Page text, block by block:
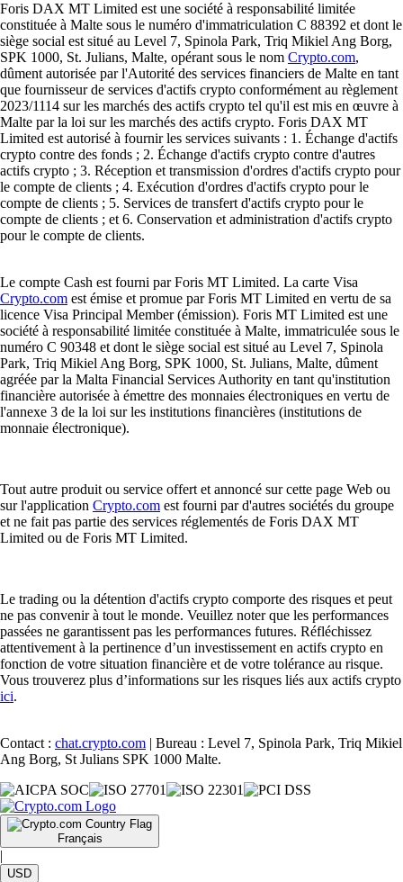
Foris DAX MT Limited est une société à responsabilité limitée
constituée à Malte sous le numéro d'immatriculation C 88392 et dont le
siège social est situé au Level 7, Spinola Park, Triq Mikiel Ang Borg,
SPK 1000, St. Julians, Malte, opérant sous le nom Crypto.com,
dûment autorisée par l'Autorité des services financiers de Malte en tant
que fournisseur de services d'actifs crypto conformément au règlement
2023/1114 sur les marchés des actifs crypto tel qu'il est mis en œuvre à
Malte par la loi sur les marchés des actifs crypto. Foris DAX MT
Limited est autorisé à fournir les services suivants : 1. Échange d'actifs
crypto contre des fonds ; 2. Échange d'actifs crypto contre d'autres
actifs crypto ; 3. Réception et transmission d'ordres d'actifs crypto pour
le compte de clients ; 4. Exécution d'ordres d'actifs crypto pour le
compte de clients ; 5. Services de transfert d'actifs crypto pour le
compte de clients ; et 6. Conservation et administration d'actifs crypto
pour le compte de clients.
Le compte Cash est fourni par Foris MT Limited. La carte Visa
Crypto.com est émise et promue par Foris MT Limited en vertu de sa
licence Visa Principal Member (émission). Foris MT Limited est une
société à responsabilité limitée constituée à Malte, immatriculée sous le
numéro C 90348 et dont le siège social est situé au Level 7, Spinola
Park, Triq Mikiel Ang Borg, SPK 1000, St. Julians, Malte, dûment
agréée par la Malta Financial Services Authority en tant qu'institution
financière autorisée à émettre des monnaies électroniques en vertu de
l'annexe 3 de la loi sur les institutions financières (institutions de
monnaie électronique).
Tout autre produit ou service offert et annoncé sur cette page Web ou
sur l'application Crypto.com est fourni par d'autres sociétés du groupe
et ne fait pas partie des services réglementés de Foris DAX MT
Limited ou de Foris MT Limited.
Le trading ou la détention d'actifs crypto comporte des risques et peut
ne pas convenir à tout le monde. Veuillez noter que les performances
passées ne garantissent pas les performances futures. Réfléchissez
attentivement à la pertinence d’un investissement en actifs crypto en
fonction de votre situation financière et de votre tolérance au risque.
Vous trouverez plus d’informations sur les risques liés aux actifs crypto
ici.
Contact : chat.crypto.com | Bureau : Level 7, Spinola Park, Triq Mikiel
Ang Borg, St Julians SPK 1000 Malte.
Français
|
USD